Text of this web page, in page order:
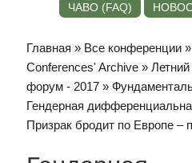
ЧАВО (FAQ)
Главная » Все конференции
Conferences' Archive »
форум - 2017 »
Гендерная
Призрак бродит по Европе –